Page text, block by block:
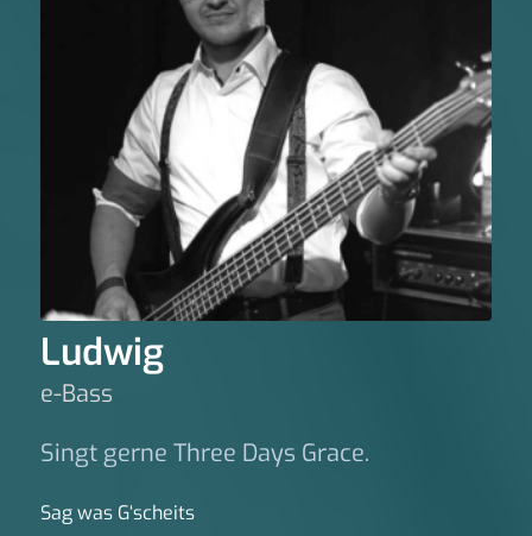
Ludwig
e-Bass
Singt gerne Three Days Grace.
Sag was G‘scheits